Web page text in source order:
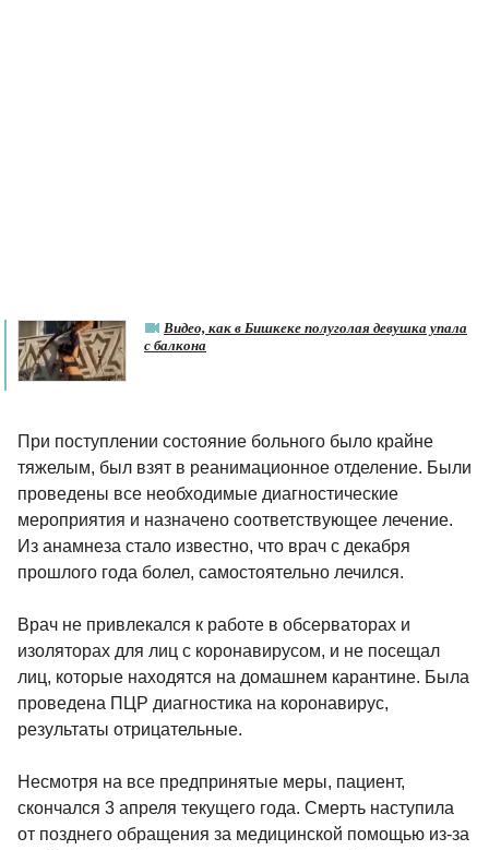
Видео, как в Бишкеке полуголая девушка упала
с балкона
При поступлении состояние больного было крайне
тяжелым, был взят в реанимационное отделение. Были
проведены все необходимые диагностические
мероприятия и назначено соответствующее лечение.
Из анамнеза стало известно, что врач с декабря
прошлого года болел, самостоятельно лечился.
Врач не привлекался к работе в обсерваторах и
изоляторах для лиц с коронавирусом, и не посещал
лиц, которые находятся на домашнем карантине. Была
проведена ПЦР диагностика на коронавирус,
результаты отрицательные.
Несмотря на все предпринятые меры, пациент,
скончался 3 апреля текущего года. Смерть наступила
от позднего обращения за медицинской помощью из-за